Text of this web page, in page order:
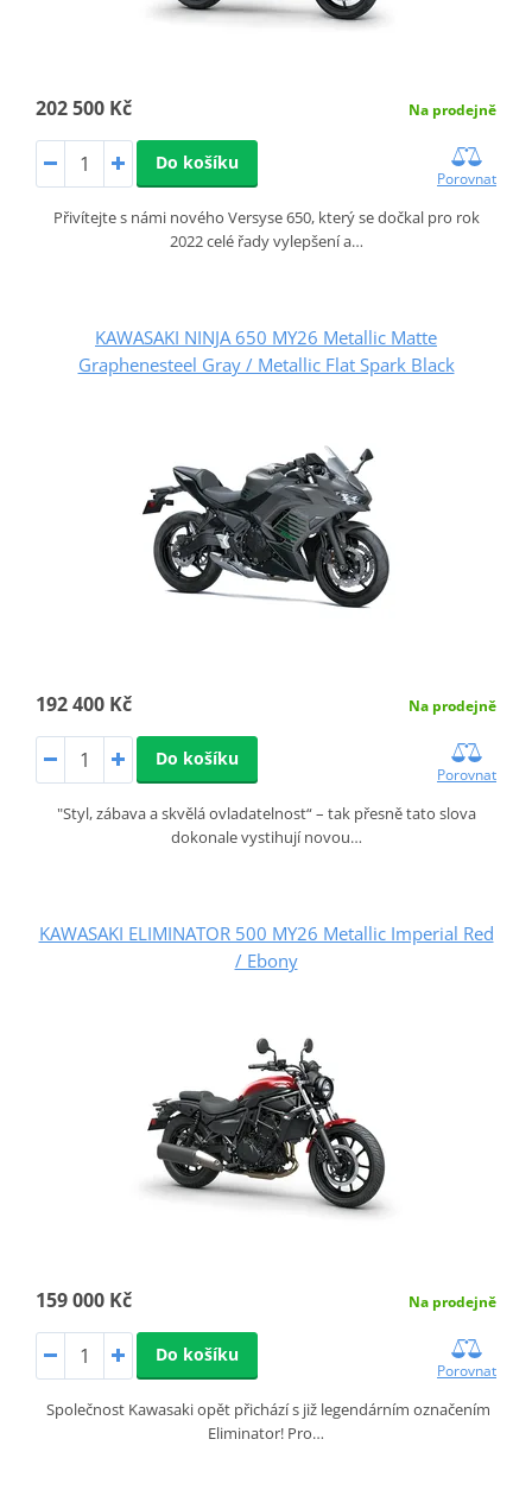
202 500 Kč Na prodejně
Do košíku
Porovnat
Přivítejte s námi nového Versyse 650, který se dočkal pro rok
2022 celé řady vylepšení a…
KAWASAKI NINJA 650 MY26 Metallic Matte
Graphenesteel Gray / Metallic Flat Spark Black
192 400 Kč Na prodejně
Do košíku
Porovnat
"Styl, zábava a skvělá ovladatelnost“ – tak přesně tato slova
dokonale vystihují novou…
KAWASAKI ELIMINATOR 500 MY26 Metallic Imperial Red
/ Ebony
159 000 Kč Na prodejně
Do košíku
Porovnat
Společnost Kawasaki opět přichází s již legendárním označením
Eliminator! Pro…